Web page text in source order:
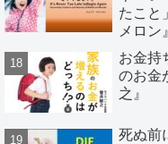
たこと
メロン
お金持
のお金
之』
死ぬ前